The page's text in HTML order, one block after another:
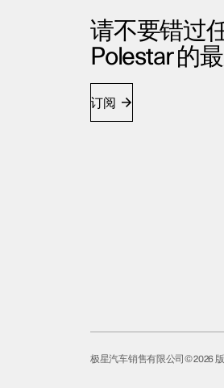
请不要错过
Polestar 的
订阅
极星汽车销售有限公司© 2026